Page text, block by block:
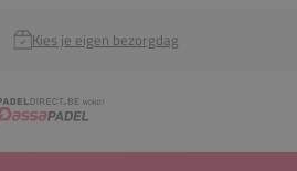
Kies je eigen bezorgdag